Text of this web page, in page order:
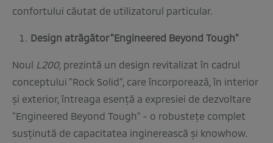
confortului căutat de utilizatorul particular.
Design atrăgător "Engineered Beyond Tough"
Noul L200, prezintă un design revitalizat în cadrul
conceptului "Rock Solid", care încorporează, în interior
şi exterior, întreaga esenţă a expresiei de dezvoltare
"Engineered Beyond Tough" - o robusteţe complet
susţinută de capacitatea inginerească şi knowhow.